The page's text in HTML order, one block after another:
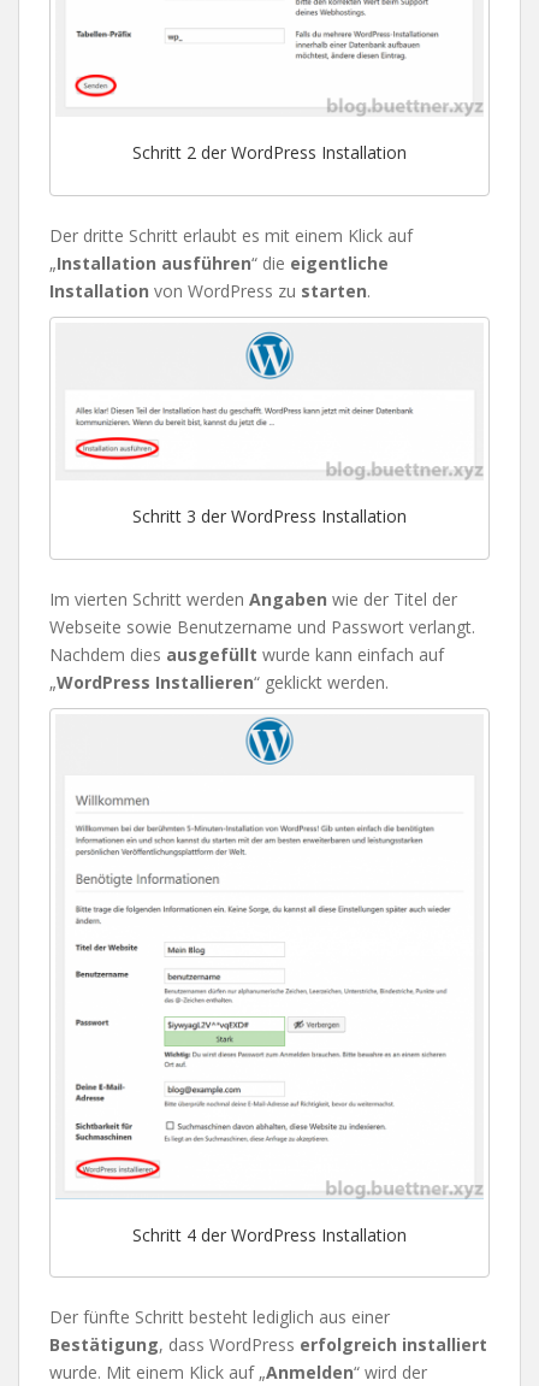
Schritt 2 der WordPress Installation
Der dritte Schritt erlaubt es mit einem Klick auf
„Installation ausführen“ die eigentliche
Installation von WordPress zu starten.
Schritt 3 der WordPress Installation
Im vierten Schritt werden Angaben wie der Titel der
Webseite sowie Benutzername und Passwort verlangt.
Nachdem dies ausgefüllt wurde kann einfach auf
„WordPress Installieren“ geklickt werden.
Schritt 4 der WordPress Installation
Der fünfte Schritt besteht lediglich aus einer
Bestätigung, dass WordPress erfolgreich installiert
wurde. Mit einem Klick auf „Anmelden“ wird der